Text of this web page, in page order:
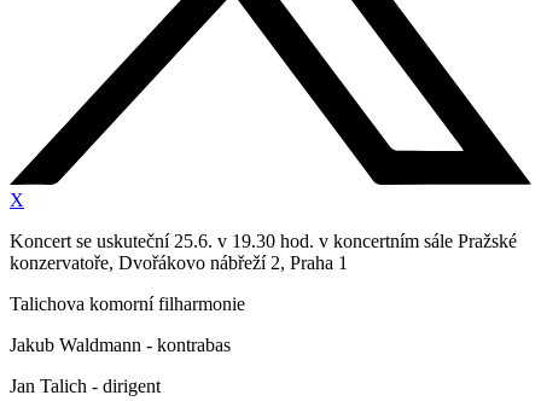
X
Koncert se uskuteční 25.6. v 19.30 hod. v koncertním sále Pražské
konzervatoře, Dvořákovo nábřeží 2, Praha 1
Talichova komorní filharmonie
Jakub Waldmann - kontrabas
Jan Talich - dirigent